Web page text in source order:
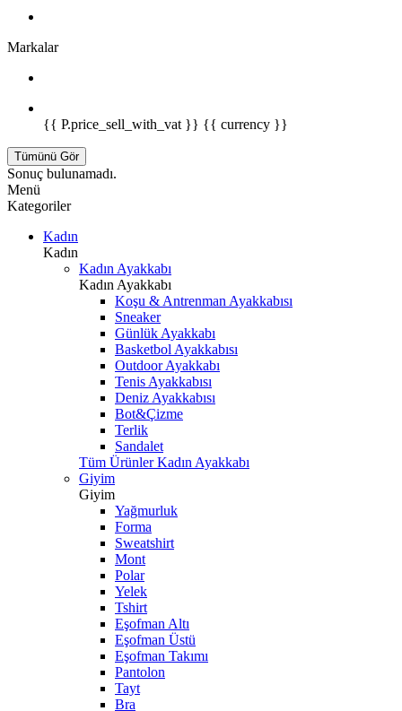
Markalar
{{ P.price_sell_with_vat }} {{ currency }}
Tümünü Gör
Sonuç bulunamadı.
Menü
Kategoriler
Kadın
Kadın
Kadın Ayakkabı
Kadın Ayakkabı
Koşu & Antrenman Ayakkabısı
Sneaker
Günlük Ayakkabı
Basketbol Ayakkabısı
Outdoor Ayakkabı
Tenis Ayakkabısı
Deniz Ayakkabısı
Bot&Çizme
Terlik
Sandalet
Tüm Ürünler Kadın Ayakkabı
Giyim
Giyim
Yağmurluk
Forma
Sweatshirt
Mont
Polar
Yelek
Tshirt
Eşofman Altı
Eşofman Üstü
Eşofman Takımı
Pantolon
Tayt
Bra